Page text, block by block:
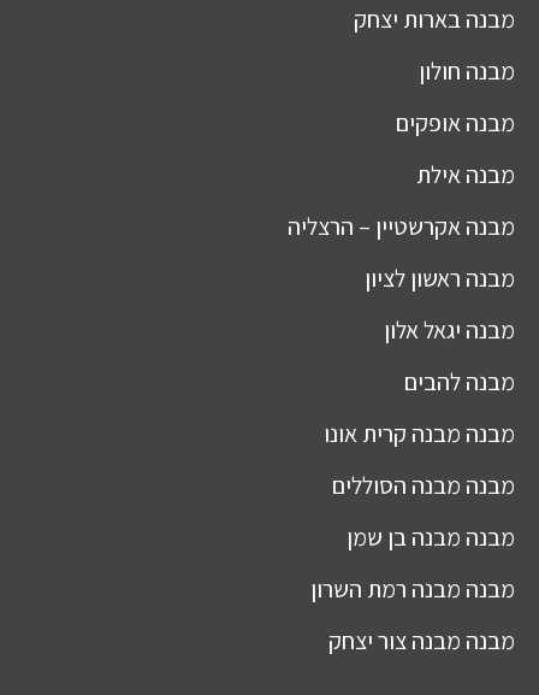
מבנהבארות יצחק
מבנה חולון
מבנהאופקים
מבנהאילת
מבנהאקרשטיין – הרצליה
מבנה ראשון לציון
מבנה יגאל אלון
מבנהלהבים
מבנה מבנה קרית אונו
מבנה מבנה הסוללים
מבנה מבנה בן שמן
מבנה מבנה רמת השרון
מבנה מבנה צור יצחק